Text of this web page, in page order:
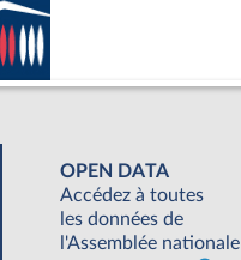
OPEN DATA
Accédez à toutes
les données de
l'Assemblée nationale